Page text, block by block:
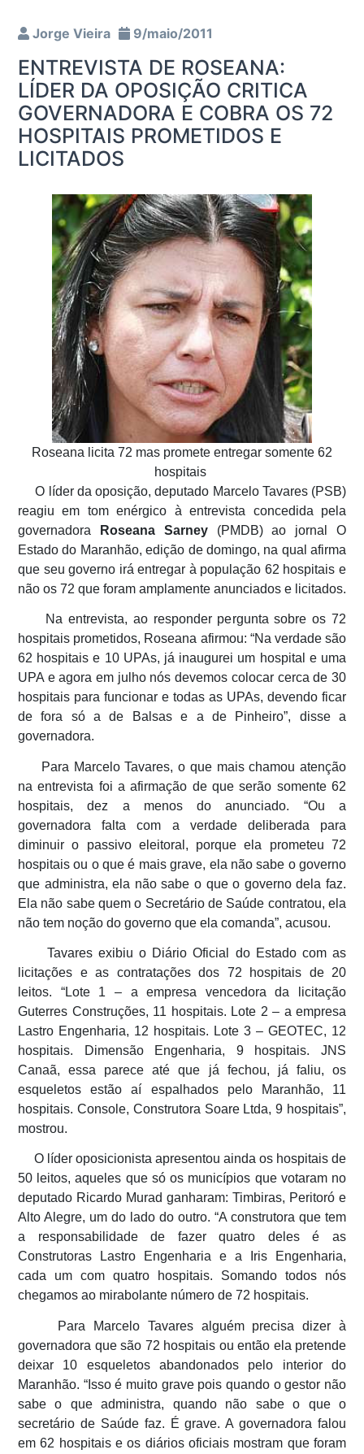
Jorge Vieira 9/maio/2011
ENTREVISTA DE ROSEANA:
LÍDER DA OPOSIÇÃO CRITICA
GOVERNADORA E COBRA OS 72
HOSPITAIS PROMETIDOS E
LICITADOS
Roseana licita 72 mas promete entregar somente 62
hospitais
O líder da oposição, deputado Marcelo Tavares (PSB)
reagiu em tom enérgico à entrevista concedida pela
governadora
Roseana Sarney(PMDB) ao jornal O
Estado do Maranhão, edição de domingo, na qual afirma
que seu governo irá entregar à população 62 hospitais e
não os 72 que foram amplamente anunciados e licitados.
Na entrevista, ao responder pergunta sobre os 72
hospitais prometidos, Roseana afirmou: “Na verdade são
62 hospitais e 10 UPAs, já inaugurei um hospital e uma
UPA e agora em julho nós devemos colocar cerca de 30
hospitais para funcionar e todas as UPAs, devendo ficar
de fora só a de Balsas e a de Pinheiro”, disse a
governadora.
Para Marcelo Tavares, o que mais chamou atenção
na entrevista foi a afirmação de que serão somente 62
hospitais, dez a menos do anunciado. “Ou a
governadora falta com a verdade deliberada para
diminuir o passivo eleitoral, porque ela prometeu 72
hospitais ou o que é mais grave, ela não sabe o governo
que administra, ela não sabe o que o governo dela faz.
Ela não sabe quem o Secretário de Saúde contratou, ela
não tem noção do governo que ela comanda”, acusou.
Tavares exibiu o Diário Oficial do Estado com as
licitações e as contratações dos 72 hospitais de 20
leitos. “Lote 1 – a empresa vencedora da licitação
Guterres Construções, 11 hospitais. Lote 2 – a empresa
Lastro Engenharia, 12 hospitais. Lote 3 – GEOTEC, 12
hospitais. Dimensão Engenharia, 9 hospitais. JNS
Canaã, essa parece até que já fechou, já faliu, os
esqueletos estão aí espalhados pelo Maranhão, 11
hospitais. Console, Construtora Soare Ltda, 9 hospitais”,
mostrou.
O líder oposicionista apresentou ainda os hospitais de
50 leitos, aqueles que só os municípios que votaram no
deputado Ricardo Murad ganharam: Timbiras, Peritoró e
Alto Alegre, um do lado do outro. “A construtora que tem
a responsabilidade de fazer quatro deles é as
Construtoras Lastro Engenharia e a Iris Engenharia,
cada um com quatro hospitais. Somando todos nós
chegamos ao mirabolante número de 72 hospitais.
Para Marcelo Tavares alguém precisa dizer à
governadora que são 72 hospitais ou então ela pretende
deixar 10 esqueletos abandonados pelo interior do
Maranhão. “Isso é muito grave pois quando o gestor não
sabe o que administra, quando não sabe o que o
secretário de Saúde faz. É grave. A governadora falou
em 62 hospitais e os diários oficiais mostram que foram